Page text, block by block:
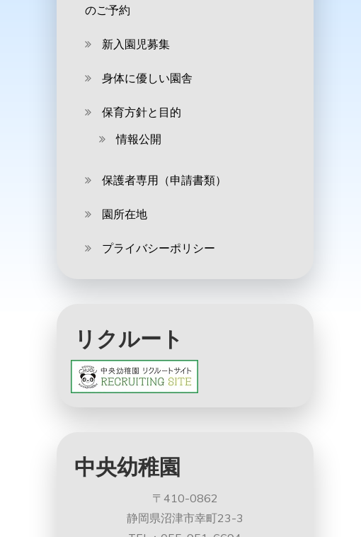
のご予約
新入園児募集
身体に優しい園舎
保育方針と目的
情報公開
保護者専用（申請書類）
園所在地
プライバシーポリシー
リクルート
中央幼稚園
〒410-0862
静岡県沼津市幸町23-3